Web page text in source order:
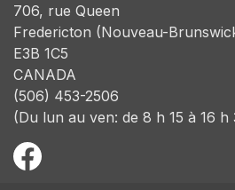
706, rue Queen
Fredericton (Nouveau-
E3B 1C5
CANADA
(506) 453-2506
(Du lun au ven: de 8 h 15 à 16 h